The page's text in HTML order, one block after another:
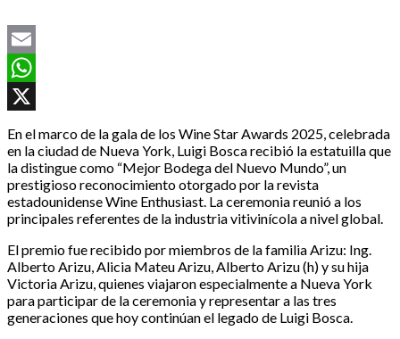
Email
WhatsApp
En el marco de la gala de los Wine Star Awards 2025, celebrada
en la ciudad de Nueva York, Luigi Bosca recibió la estatuilla que
la distingue como “Mejor Bodega del Nuevo Mundo”, un
prestigioso reconocimiento otorgado por la revista
estadounidense Wine Enthusiast. La ceremonia reunió a los
principales referentes de la industria vitivinícola a nivel global.
El premio fue recibido por miembros de la familia Arizu: Ing.
Alberto Arizu, Alicia Mateu Arizu, Alberto Arizu (h) y su hija
Victoria Arizu, quienes viajaron especialmente a Nueva York
para participar de la ceremonia y representar a las tres
generaciones que hoy continúan el legado de Luigi Bosca.